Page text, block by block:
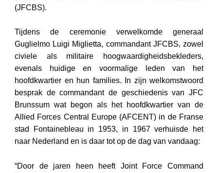
(JFCBS).
Tijdens de ceremonie verwelkomde generaal
Guglielmo Luigi Miglietta, commandant JFCBS, zowel
civiele als militaire hoogwaardigheidsbekleders,
evenals huidige en voormalige leden van het
hoofdkwartier en hun families. In zijn welkomstwoord
besprak de commandant de geschiedenis van JFC
Brunssum wat begon als het hoofdkwartier van de
Allied Forces Central Europe (AFCENT) in de Franse
stad Fontainebleau in 1953, in 1967 verhuisde het
naar Nederland en is daar tot op de dag van vandaag:
“Door de jaren heen heeft Joint Force Command